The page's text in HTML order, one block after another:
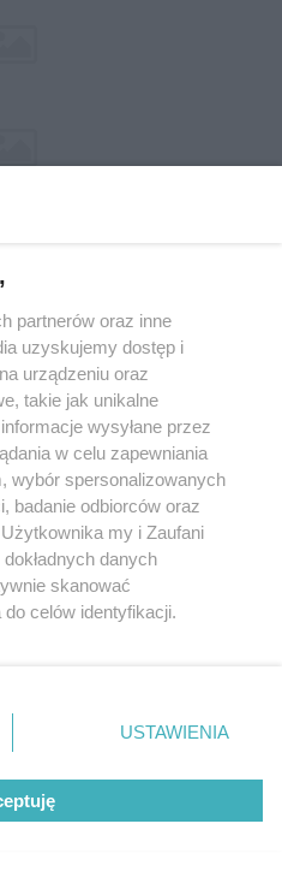
nie może być powielany i
w jakikolwiek sposób (w
na jakimkolwiek polu
z umieszczaniem w
partnerów oraz inne
uzyskujemy dostęp i
urządzeniu oraz
takie jak unikalne
wysyłane przez
w celu zapewniania
wybór spersonalizowanych
badanie odbiorców oraz
my i Zaufani
danych
skanować
celów identyfikacji.
ustawień prywatności
rogu strony
nie wymagają zgody
sprzeciwić się takiemu
miały zastosowanie tylko
USTAWIENIA